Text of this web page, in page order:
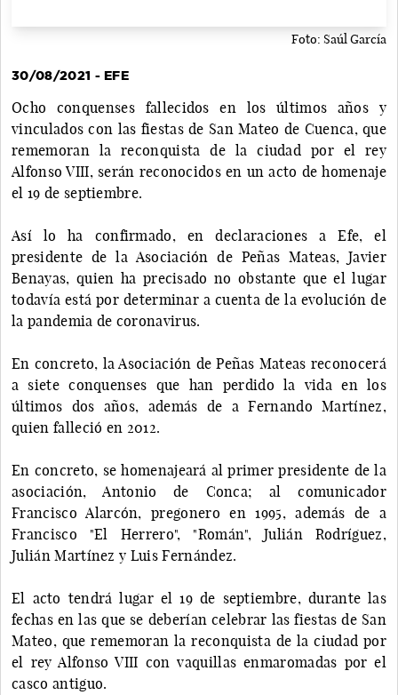
Foto: Saúl García
30/08/2021 - EFE
Ocho conquenses fallecidos en los últimos años y
vinculados con las fiestas de San Mateo de Cuenca, que
rememoran la reconquista de la ciudad por el rey
Alfonso VIII, serán reconocidos en un acto de homenaje
el 19 de septiembre.
Así lo ha confirmado, en declaraciones a Efe, el
presidente de la Asociación de Peñas Mateas, Javier
Benayas, quien ha precisado no obstante que el lugar
todavía está por determinar a cuenta de la evolución de
la pandemia de coronavirus.
En concreto, la Asociación de Peñas Mateas reconocerá
a siete conquenses que han perdido la vida en los
últimos dos años, además de a Fernando Martínez,
quien falleció en 2012.
En concreto, se homenajeará al primer presidente de la
asociación, Antonio de Conca; al comunicador
Francisco Alarcón, pregonero en 1995, además de a
Francisco "El Herrero", "Román", Julián Rodríguez,
Julián Martínez y Luis Fernández.
El acto tendrá lugar el 19 de septiembre, durante las
fechas en las que se deberían celebrar las fiestas de San
Mateo, que rememoran la reconquista de la ciudad por
el rey Alfonso VIII con vaquillas enmaromadas por el
casco antiguo.